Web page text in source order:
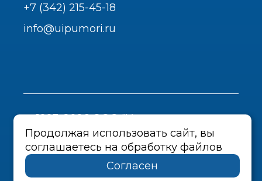
+7 (342) 215-45-18
info@uipumori.ru
1993-2026 ООО "Урал-инструмент-
Пром"
Политика конфиденциальности
Продолжая использовать сайт, вы
соглашаетесь на обработку файлов
Согласен